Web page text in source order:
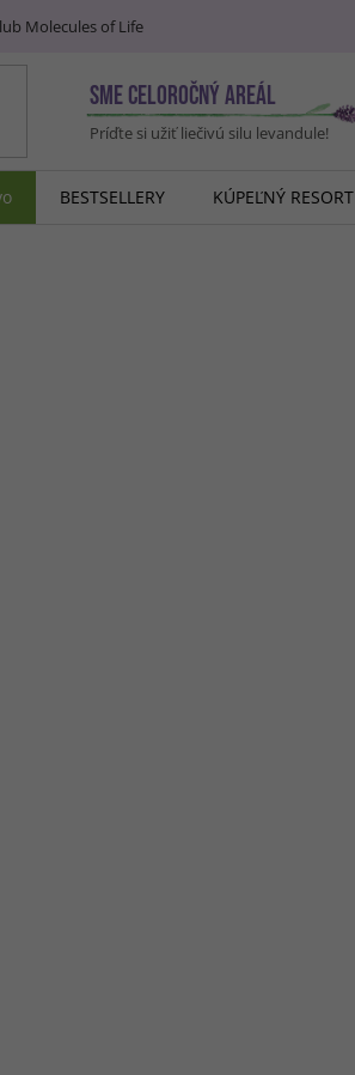
Molecules of Life
SME CELOROČNÝ AREÁL
Príďte si užiť liečivú silu levandule!
BESTSELLERY KÚPEĽNÝ RESORT